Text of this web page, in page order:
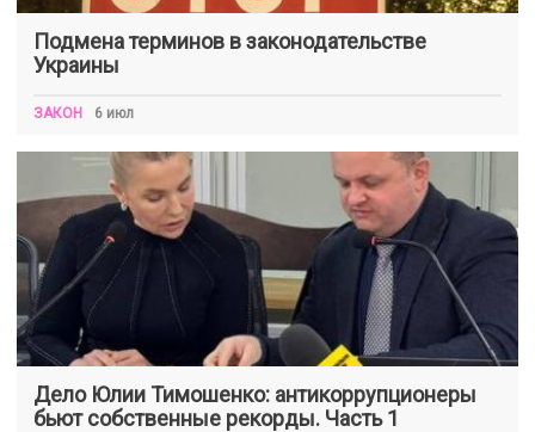
Подмена терминов в законодательстве
Украины
ЗАКОН 6 июл
Дело Юлии Тимошенко: антикоррупционеры
бьют собственные рекорды. Часть 1